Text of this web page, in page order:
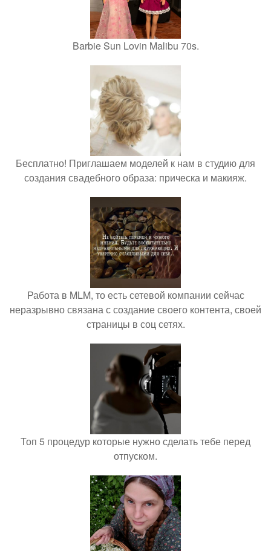
Barbie Sun Lovin Malibu 70s.
Бесплатно! Приглашаем моделей к нам в студию для
создания свадебного образа: прическа и макияж.
Работа в MLM, то есть сетевой компании сейчас
неразрывно связана с создание своего контента, своей
страницы в соц сетях.
Топ 5 процедур которые нужно сделать тебе перед
отпуском.